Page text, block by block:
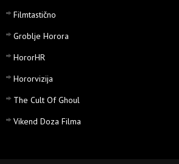
Filmtastično
Groblje Horora
HororHR
Hororvizija
The Cult Of Ghoul
Vikend Doza Filma